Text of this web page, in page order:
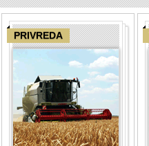
PRIVREDA